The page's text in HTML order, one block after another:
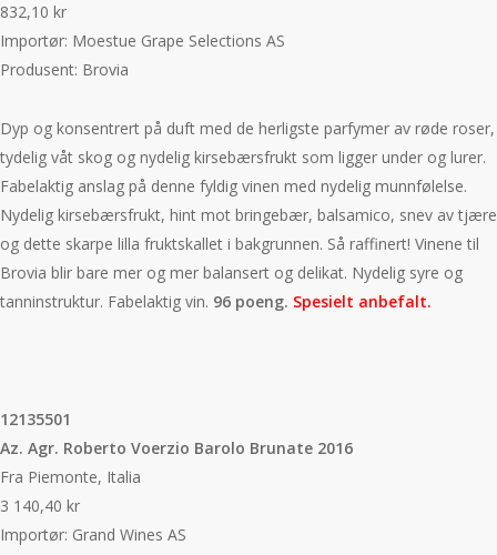
832,10 kr
Importør: Moestue Grape Selections AS
Produsent: Brovia
Dyp og konsentrert på duft med de herligste parfymer av røde roser,
tydelig våt skog og nydelig kirsebærsfrukt som ligger under og lurer.
Fabelaktig anslag på denne fyldig vinen med nydelig munnfølelse.
Nydelig kirsebærsfrukt, hint mot bringebær, balsamico, snev av tjære
og dette skarpe lilla fruktskallet i bakgrunnen. Så raffinert! Vinene til
Brovia blir bare mer og mer balansert og delikat. Nydelig syre og
tanninstruktur. Fabelaktig vin. 96 poeng. Spesielt anbefalt.
12135501
Az. Agr. Roberto Voerzio Barolo Brunate 2016
Fra Piemonte, Italia
3 140,40 kr
Importør: Grand Wines AS